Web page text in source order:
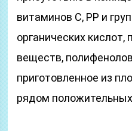
витаминов С, РР и
органических кислот,
веществ,
приготовленное из
рядом